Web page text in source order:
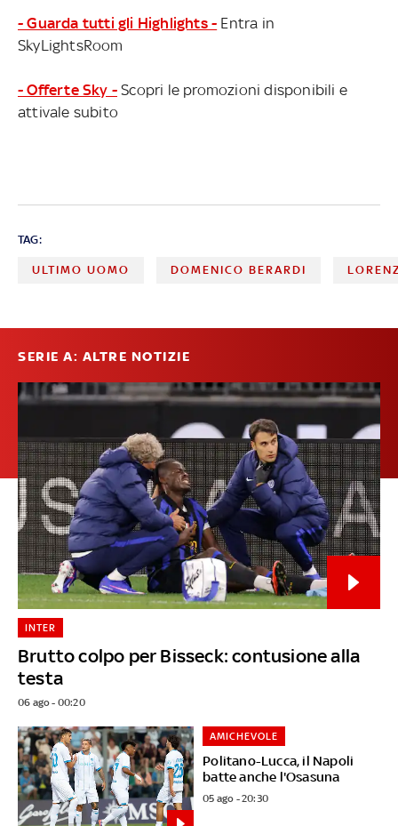
- Guarda tutti gli Highlights - Entra in
SkyLightsRoom
- Offerte Sky - Scopri le promozioni disponibili e
attivale subito
TAG:
ULTIMO UOMO DOMENICO BERARDI
SERIE A: ALTRE NOTIZIE
Brutto colpo per Bisseck: contusione alla
testa
INTER
06 ago - 00:20
Politano-Lucca, il Napoli
batte anche l'Osasuna
AMICHEVOLE
05 ago - 20:30